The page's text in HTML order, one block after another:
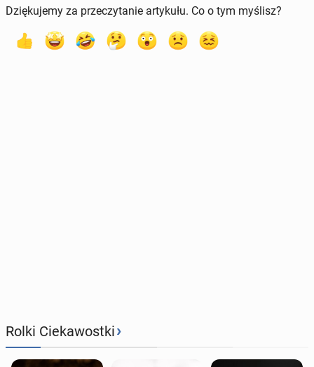
Dziękujemy za przeczytanie artykułu. Co o tym myślisz?
Rolki Ciekawostki›